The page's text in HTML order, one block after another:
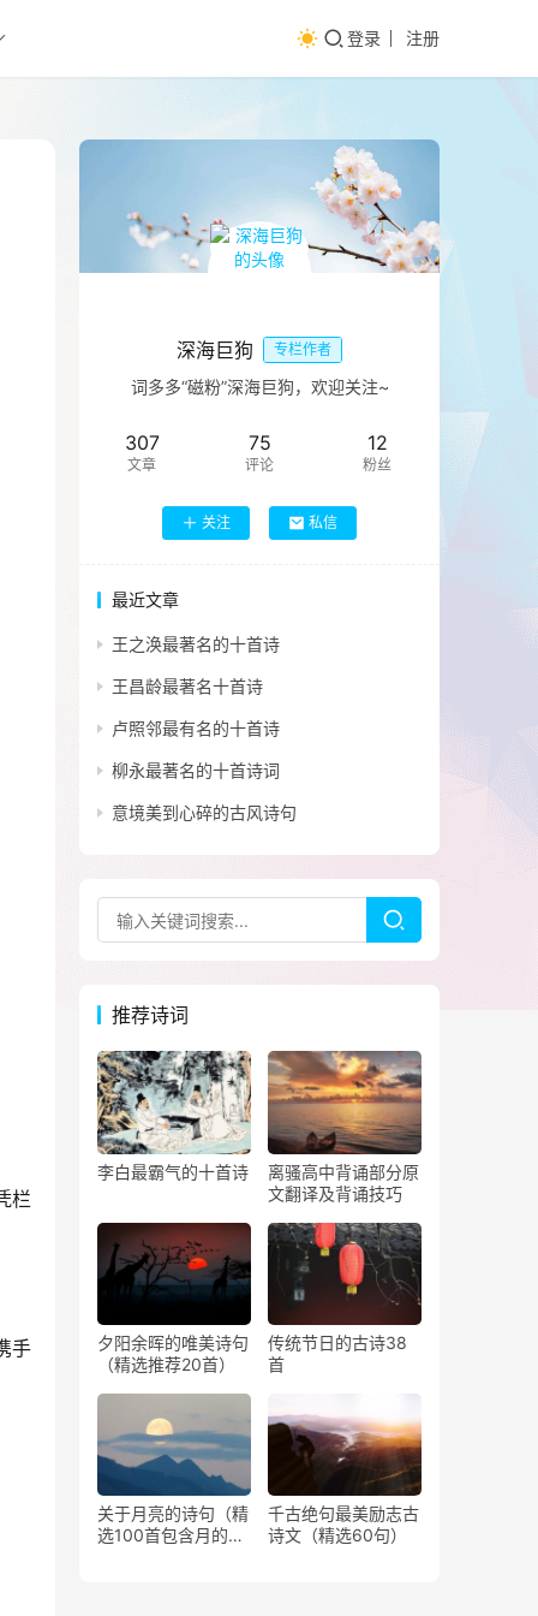
登录 注册
栏
手
深海巨狗 专栏作者
词多多“磁粉”深海巨狗，欢迎关注~
307
文章
75
评论
12
粉丝
关注 私信
最近文章
王之涣最著名的十首诗
王昌龄最著名十首诗
卢照邻最有名的十首诗
柳永最著名的十首诗词
意境美到心碎的古风诗句
推荐诗词
李白最霸气的十首诗
离骚高中背诵部分原
文翻译及背诵技巧
夕阳余晖的唯美诗句
（精选推荐20首）
传统节日的古诗38
首
关于月亮的诗句（精
选100首包含月的古
千古绝句最美励志古
诗文（精选60句）